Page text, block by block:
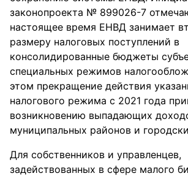
законопроекта № 899026-7
настоящее время ЕНВД занимает
размеру налоговых поступлений в
консолидированные бюджеты
специальных режимов
этом прекращение действия
налогового режима с 2021 года
возникновению выпадающих
муниципальных районов и
Для собственников и управленцев,
задействованных в сфере малого